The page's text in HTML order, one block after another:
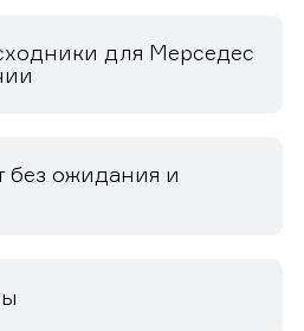
для Мерседес
без ожидания и